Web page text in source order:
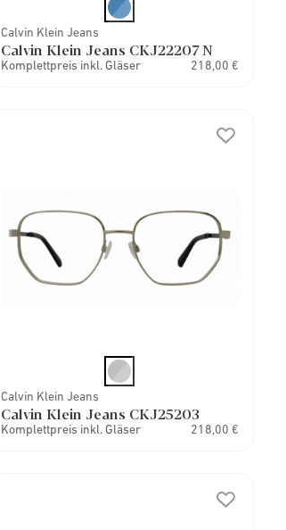
Calvin Klein Jeans
Calvin Klein Jeans CKJ22207 N
Komplettpreis inkl. Gläser 218,00 €
Calvin Klein Jeans
Calvin Klein Jeans CKJ25203
Komplettpreis inkl. Gläser 218,00 €